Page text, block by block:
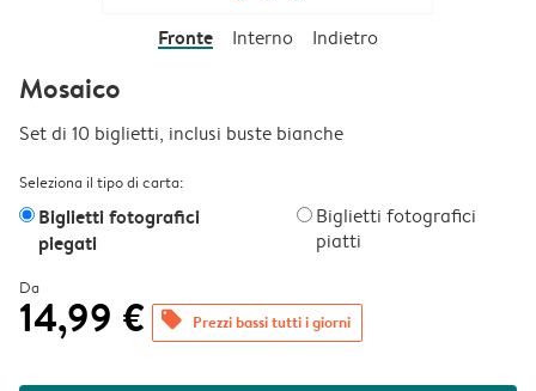
Fronte Interno Indietro
Mosaico
Set di 10 biglietti, inclusi buste bianche
Seleziona il tipo di carta:
Biglietti fotografici
piegati
Biglietti fotografici
piatti
Da
14,99 € offers Prezzi bassi tutti i giorni